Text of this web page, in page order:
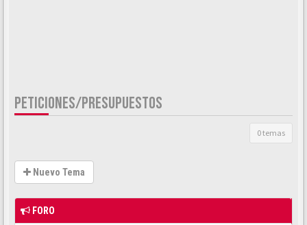
PETICIONES/PRESUPUESTOS
0 temas
Nuevo Tema
FORO